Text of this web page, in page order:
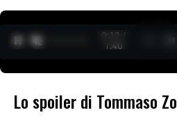
0:12 /
1:40
Lo spoiler di Tommaso